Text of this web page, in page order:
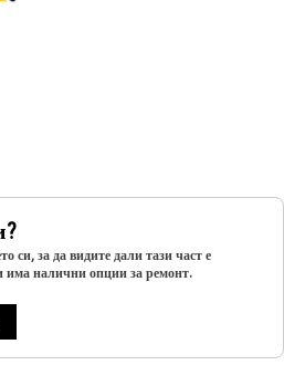
си, за да видите дали тази част е
има налични опции за ремонт.